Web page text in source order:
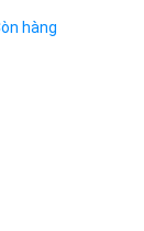
hàng